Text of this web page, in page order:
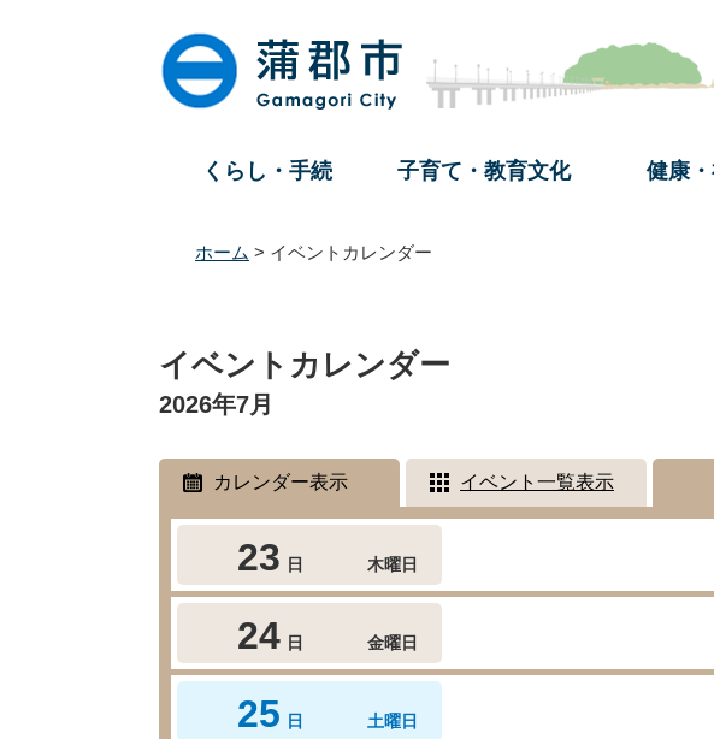
くらし・手続 子育て・教育文化 健康
ホーム > イベントカレンダー
文
イベントカレンダー
2026年7月
カレンダー表示 イベント一覧表示
23 日 木曜日
24 日 金曜日
25 日 土曜日